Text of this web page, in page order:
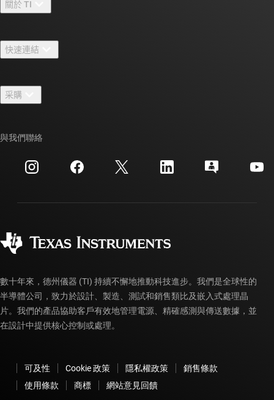
關於 TI
人才招募
新聞室
活動
投資人關系
快速連結
TI E2E™ 設計支援論壇
交互參考搜索
客戶支援中心
myTI 帳戶常見問題解答
采購
訂購 FAQ
與我們聯絡
數十年來，德州儀器 (TI) 持續不懈地推動科技進步。我們是全球性的
半導體公司，致力於設計、製造、測試和銷售類比及嵌入式處理晶
片。我們的產品協助客戶有效地管理電源、精確感測與傳送數據，並
在設計中提供核心控制或處理。
可及性 Cookie 政策 隱私權政策
銷售條款
使用條款
商標 網站意見回饋